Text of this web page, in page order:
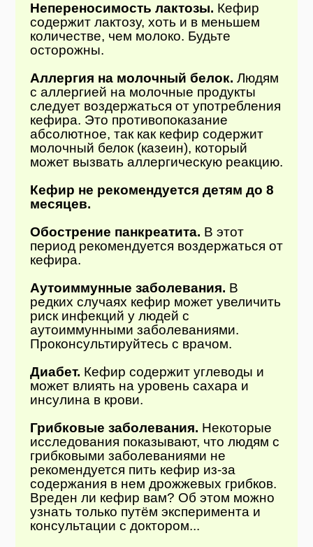
Непереносимость лактозы. Кефир
содержит лактозу, хоть и в меньшем
количестве, чем молоко. Будьте
осторожны.
Аллергия на молочный белок. Людям
с аллергией на молочные продукты
следует воздержаться от употребления
кефира. Это противопоказание
абсолютное, так как кефир содержит
молочный белок (казеин), который
может вызвать аллергическую реакцию.
Кефир не рекомендуется детям до 8
месяцев.
Обострение панкреатита. В этот
период рекомендуется воздержаться от
кефира.
Аутоиммунные заболевания. В
редких случаях кефир может увеличить
риск инфекций у людей с
аутоиммунными заболеваниями.
Проконсультируйтесь с врачом.
Диабет. Кефир содержит углеводы и
может влиять на уровень сахара и
инсулина в крови.
Грибковые заболевания. Некоторые
исследования показывают, что людям с
грибковыми заболеваниями не
рекомендуется пить кефир из-за
содержания в нем дрожжевых грибков.
Вреден ли кефир вам? Об этом можно
узнать только путём эксперимента и
консультации с доктором...